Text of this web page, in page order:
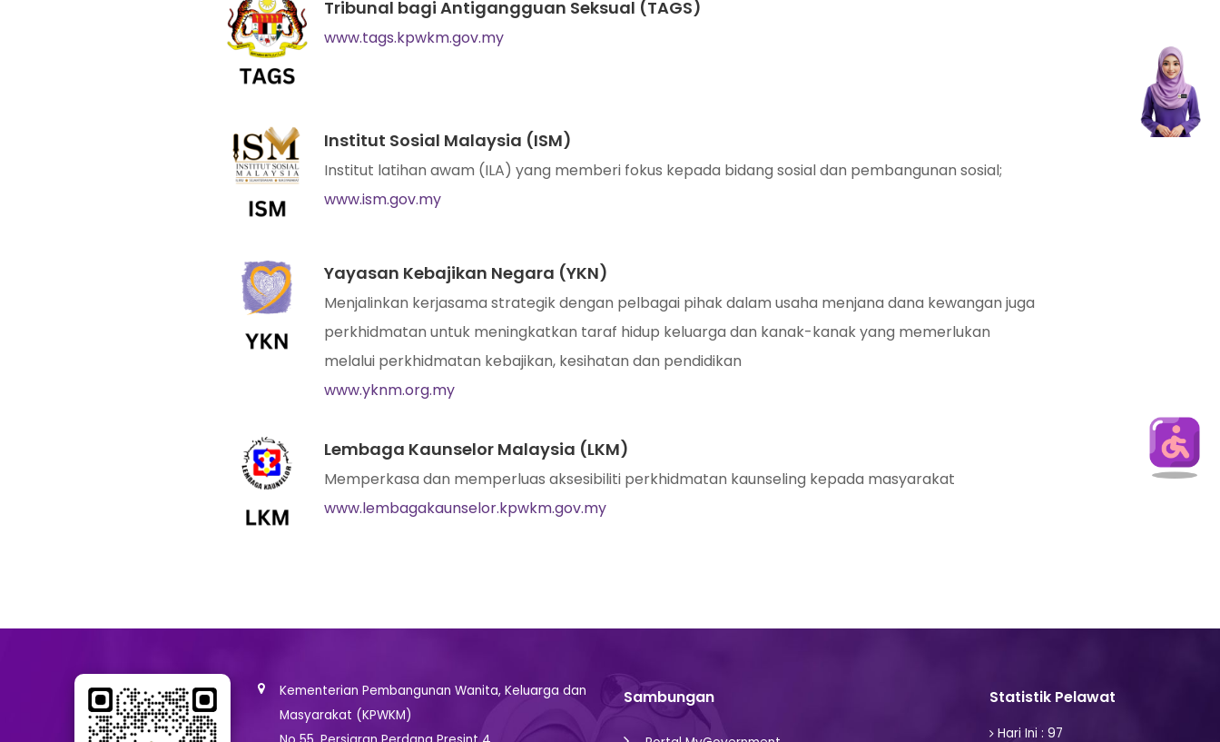
Tribunal bagi Antigangguan Seksual (TAGS)
www.tags.kpwkm.gov.my
Institut Sosial Malaysia (ISM)
Institut latihan awam (ILA) yang memberi fokus kepada bidang sosial dan pembangunan sosial;
www.ism.gov.my
Yayasan Kebajikan Negara (YKN)
Menjalinkan kerjasama strategik dengan pelbagai pihak dalam usaha menjana dana kewangan juga
perkhidmatan untuk meningkatkan taraf hidup keluarga dan kanak-kanak yang memerlukan
melalui perkhidmatan kebajikan, kesihatan dan pendidikan
www.yknm.org.my
Lembaga Kaunselor Malaysia (LKM)
Memperkasa dan memperluas aksesibiliti perkhidmatan kaunseling kepada masyarakat
www.lembagakaunselor.kpwkm.gov.my
Kementerian Pembangunan Wanita, Keluarga dan
Masyarakat (KPWKM)
Sambungan Statistik Pelawat
Hari Ini : 97